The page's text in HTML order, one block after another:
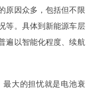
原因众多，包括但不限
等。具体到新能源车层
遍以智能化程度、续航
最大的担忧就是电池衰